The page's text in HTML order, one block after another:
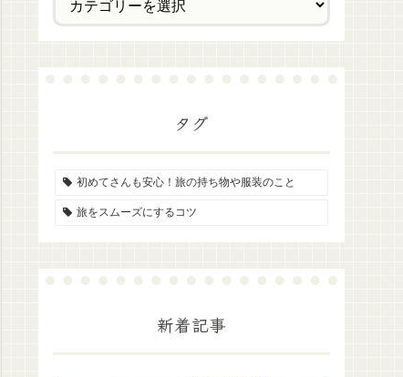
タグ
初めてさんも安心！旅の持ち物や服装のこと
旅をスムーズにするコツ
新着記事